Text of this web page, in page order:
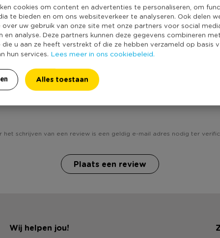
cookies om content en advertenties te personaliseren, om
te bieden en om ons websiteverkeer te analyseren. Ook delen
over uw gebruik van onze site met onze partners voor social
en analyse. Deze partners kunnen deze gegevens combineren
u aan ze heeft verstrekt of die ze hebben verzameld op basis
hun services. Lees meer in ons cookiebeleid.
Alles toestaan
Kleur
Productlengte
het schrijven van een review is een geldig e-mail adres nodig ter
Plaats een review
Wij helpen jou!